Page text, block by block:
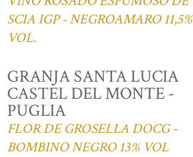
SCIA IGP - NEGROAMARO 11,5%
VOL.
GRANJA SANTA LUCIA
CASTEL DEL MONTE -
PUGLIA
FLOR DE GROSELLA DOCG -
BOMBINO NEGRO 13% VOL